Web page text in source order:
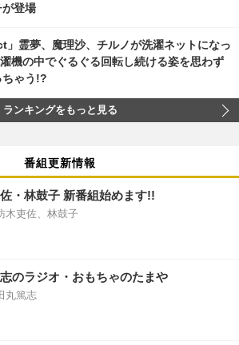
が登場
」霊夢、魔理沙、チルノが洗濯ネットになっ
機の中でぐるぐる回転し続ける姿を思わず
ちゃう!?
ランキングをもっと見る
番組更新情報
・林鼓子 新番組始めます!!
木吏佐、林鼓子
のラジオ・おもちゃのたまや
丸篤志